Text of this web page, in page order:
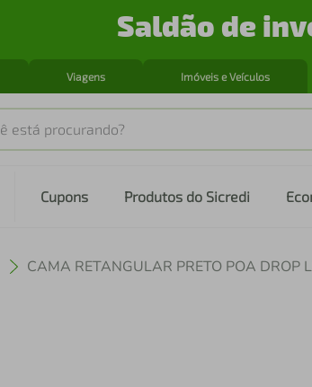
Saldão de
Viagens Imóveis e Veículos
procurando?
Cupons Produtos do Sicredi
CAMA RETANGULAR PRETO POA DROP